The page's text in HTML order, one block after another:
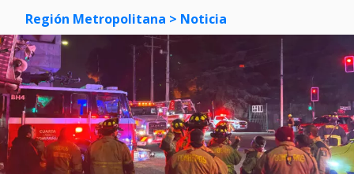
Región Metropolitana > Noticia